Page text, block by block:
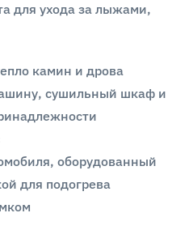
для ухода за лыжами,
камин и дрова
сушильный шкаф и
оборудованный
для подогрева